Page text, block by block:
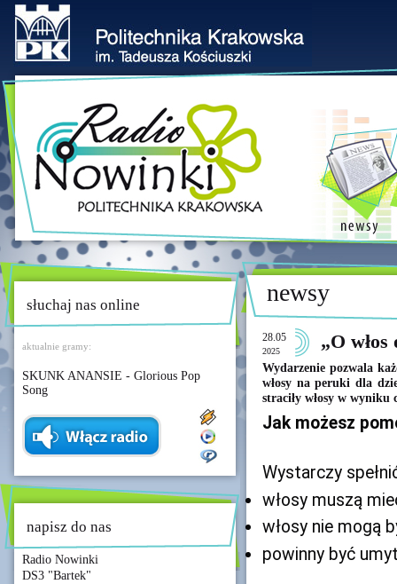
słuchaj nas online
aktualnie gramy:
SKUNK ANANSIE - Glorious Pop
Song
napisz do nas
Radio Nowinki
DS3 "Bartek"
newsy
28.05
2025 „O
Wydarzenie pozwala
włosy na peruki dla
straciły włosy w
Jak możesz
Wystarczy
włosy muszą
włosy nie mogą
powinny być